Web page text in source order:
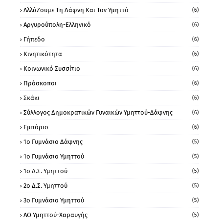
ΑλλάΖουμε Τη Δάφνη Και Τον Υμηττό (6)
Αργυρούπολη-Ελληνικό (6)
Γήπεδο (6)
Κινητικότητα (6)
Κοινωνικό Συσσίτιο (6)
Πρόσκοποι (6)
Σκάκι (6)
Σύλλογος Δημοκρατικών Γυναικών Υμηττού-Δάφνης (6)
Εμπόριο (6)
1ο Γυμνάσιο Δάφνης (5)
1ο Γυμνάσιο Υμηττού (5)
1ο Δ.Σ. Υμηττού (5)
2ο Δ.Σ. Υμηττού (5)
3ο Γυμνάσιο Υμηττού (5)
ΑΟ Υμηττού-Χαραυγής (5)